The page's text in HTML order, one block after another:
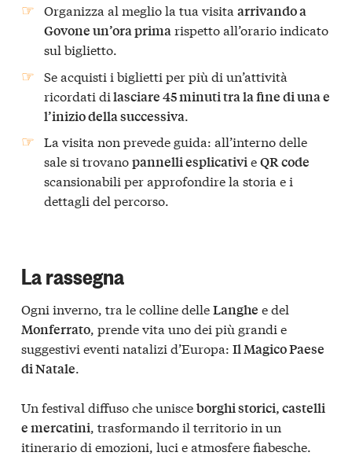
Organizza al meglio la tua visitaarrivando a
Govone un’ora primarispetto all’orario indicato
sul biglietto.
Se acquisti i biglietti per più di un’attività
ricordati dilasciare 45 minuti tra la fine di una e
l’inizio della successiva.
La visita non prevede guida: all’interno delle
sale si trovanopannelli esplicativieQR code
scansionabili per approfondire la storia e i
dettagli del percorso.
La rassegna
Ogni inverno, tra le colline delleLanghe e del
Monferrato, prende vita uno dei più grandi e
suggestivi eventi natalizi d’Europa: Il Magico Paese
di Natale.
Un festival diffuso che unisceborghi storici, castelli
e mercatini, trasformando il territorio in un
itinerario di emozioni, luci e atmosfere fiabesche.